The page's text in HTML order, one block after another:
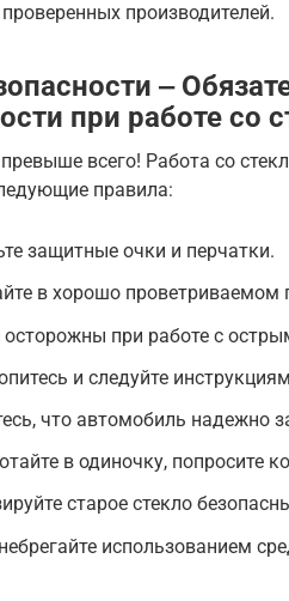
производителей.
‒
при работе со
всего! Работа со
правила:
защитные очки и перчатки.
в хорошо проветриваемом
осторожны при работе с
и следуйте
что автомобиль надежно
в одиночку, попросите
старое стекло
использованием